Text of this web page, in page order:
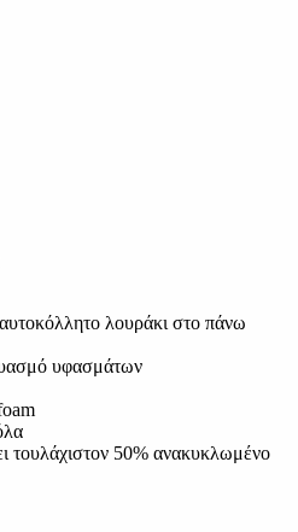
λουράκι στο πάνω
υφασμάτων
τουλάχιστον 50% ανακυκλωμένο